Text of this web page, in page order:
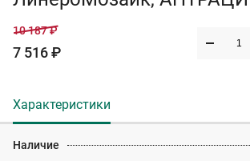
10 187 ₽
7 516 ₽
Характеристики
Наличие